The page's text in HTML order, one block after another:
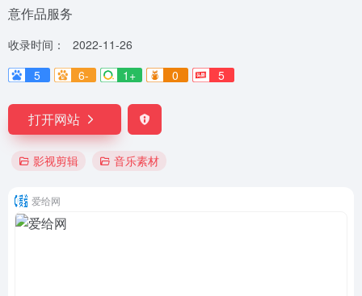
意作品服务
收录时间：
2022-11-26
5
6- 1+ 0 5
打开网站
影视剪辑 音乐素材
爱给网